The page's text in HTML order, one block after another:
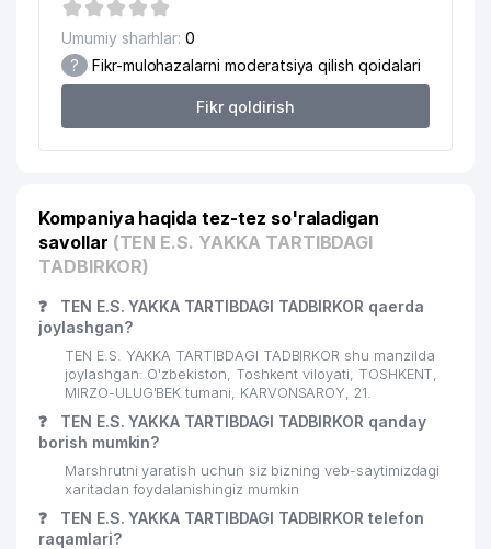
18 SILA SVETA XUSUSIY KORXONASI
19 EAGLE EYE CLINIC MChJ
MARKAZI (O'ZGIDROMET)
21 LIDER TEAM MChJ 878 м
23
O'ZBEKISTON RESPUBLIKASI
QUROLLI KUCHLAR AKADEMIYASI
24 MULTIVAC PACKAGING XK MChJ 938 м
Umumiy sharhlar: 0
? Fikr-mulohazalarni moderatsiya qilish qoidalari
Fikr qoldirish
Kompaniya haqida tez-tez so'raladigan
savollar (TEN E.S. YAKKA TARTIBDAGI
TADBIRKOR)
❓
TEN E.S. YAKKA TARTIBDAGI TADBIRKOR qaerda
joylashgan?
TEN E.S. YAKKA TARTIBDAGI TADBIRKOR shu manzilda
joylashgan: O'zbekiston, Toshkent viloyati, TOSHKENT,
MIRZO-ULUG'BEK tumani, KARVONSAROY, 21.
❓
TEN E.S. YAKKA TARTIBDAGI TADBIRKOR qanday
borish mumkin?
Marshrutni yaratish uchun siz bizning veb-saytimizdagi
xaritadan foydalanishingiz mumkin
❓
TEN E.S. YAKKA TARTIBDAGI TADBIRKOR telefon
raqamlari?